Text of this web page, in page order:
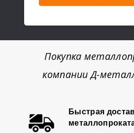
Покупка
компании Д-
Быстрая